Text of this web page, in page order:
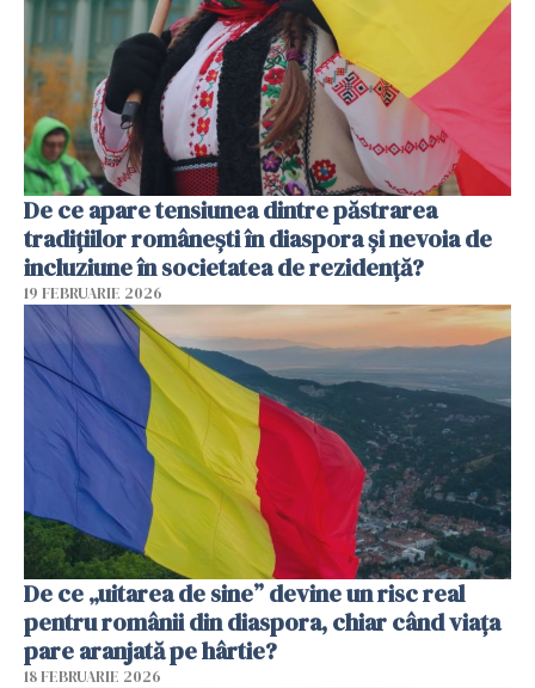
De ce apare tensiunea dintre păstrarea
tradițiilor românești în diaspora și nevoia de
incluziune în societatea de rezidență?
19 FEBRUARIE 2026
De ce „uitarea de sine” devine un risc real
pentru românii din diaspora, chiar când viața
pare aranjată pe hârtie?
18 FEBRUARIE 2026